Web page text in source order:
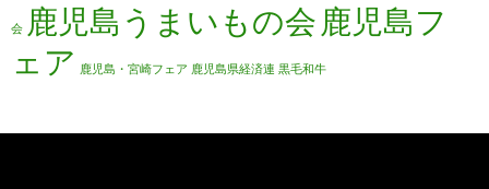
会 鹿児島うまいもの会 鹿児島フ
ェア 鹿児島・宮崎フェア 鹿児島県経済連 黒毛和牛